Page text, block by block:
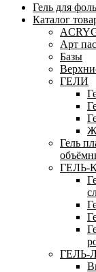
Гель для
Каталог
Арт
Базы
ГЕЛИ
Гель
ГЕЛЬ-
ГЕЛЬ-